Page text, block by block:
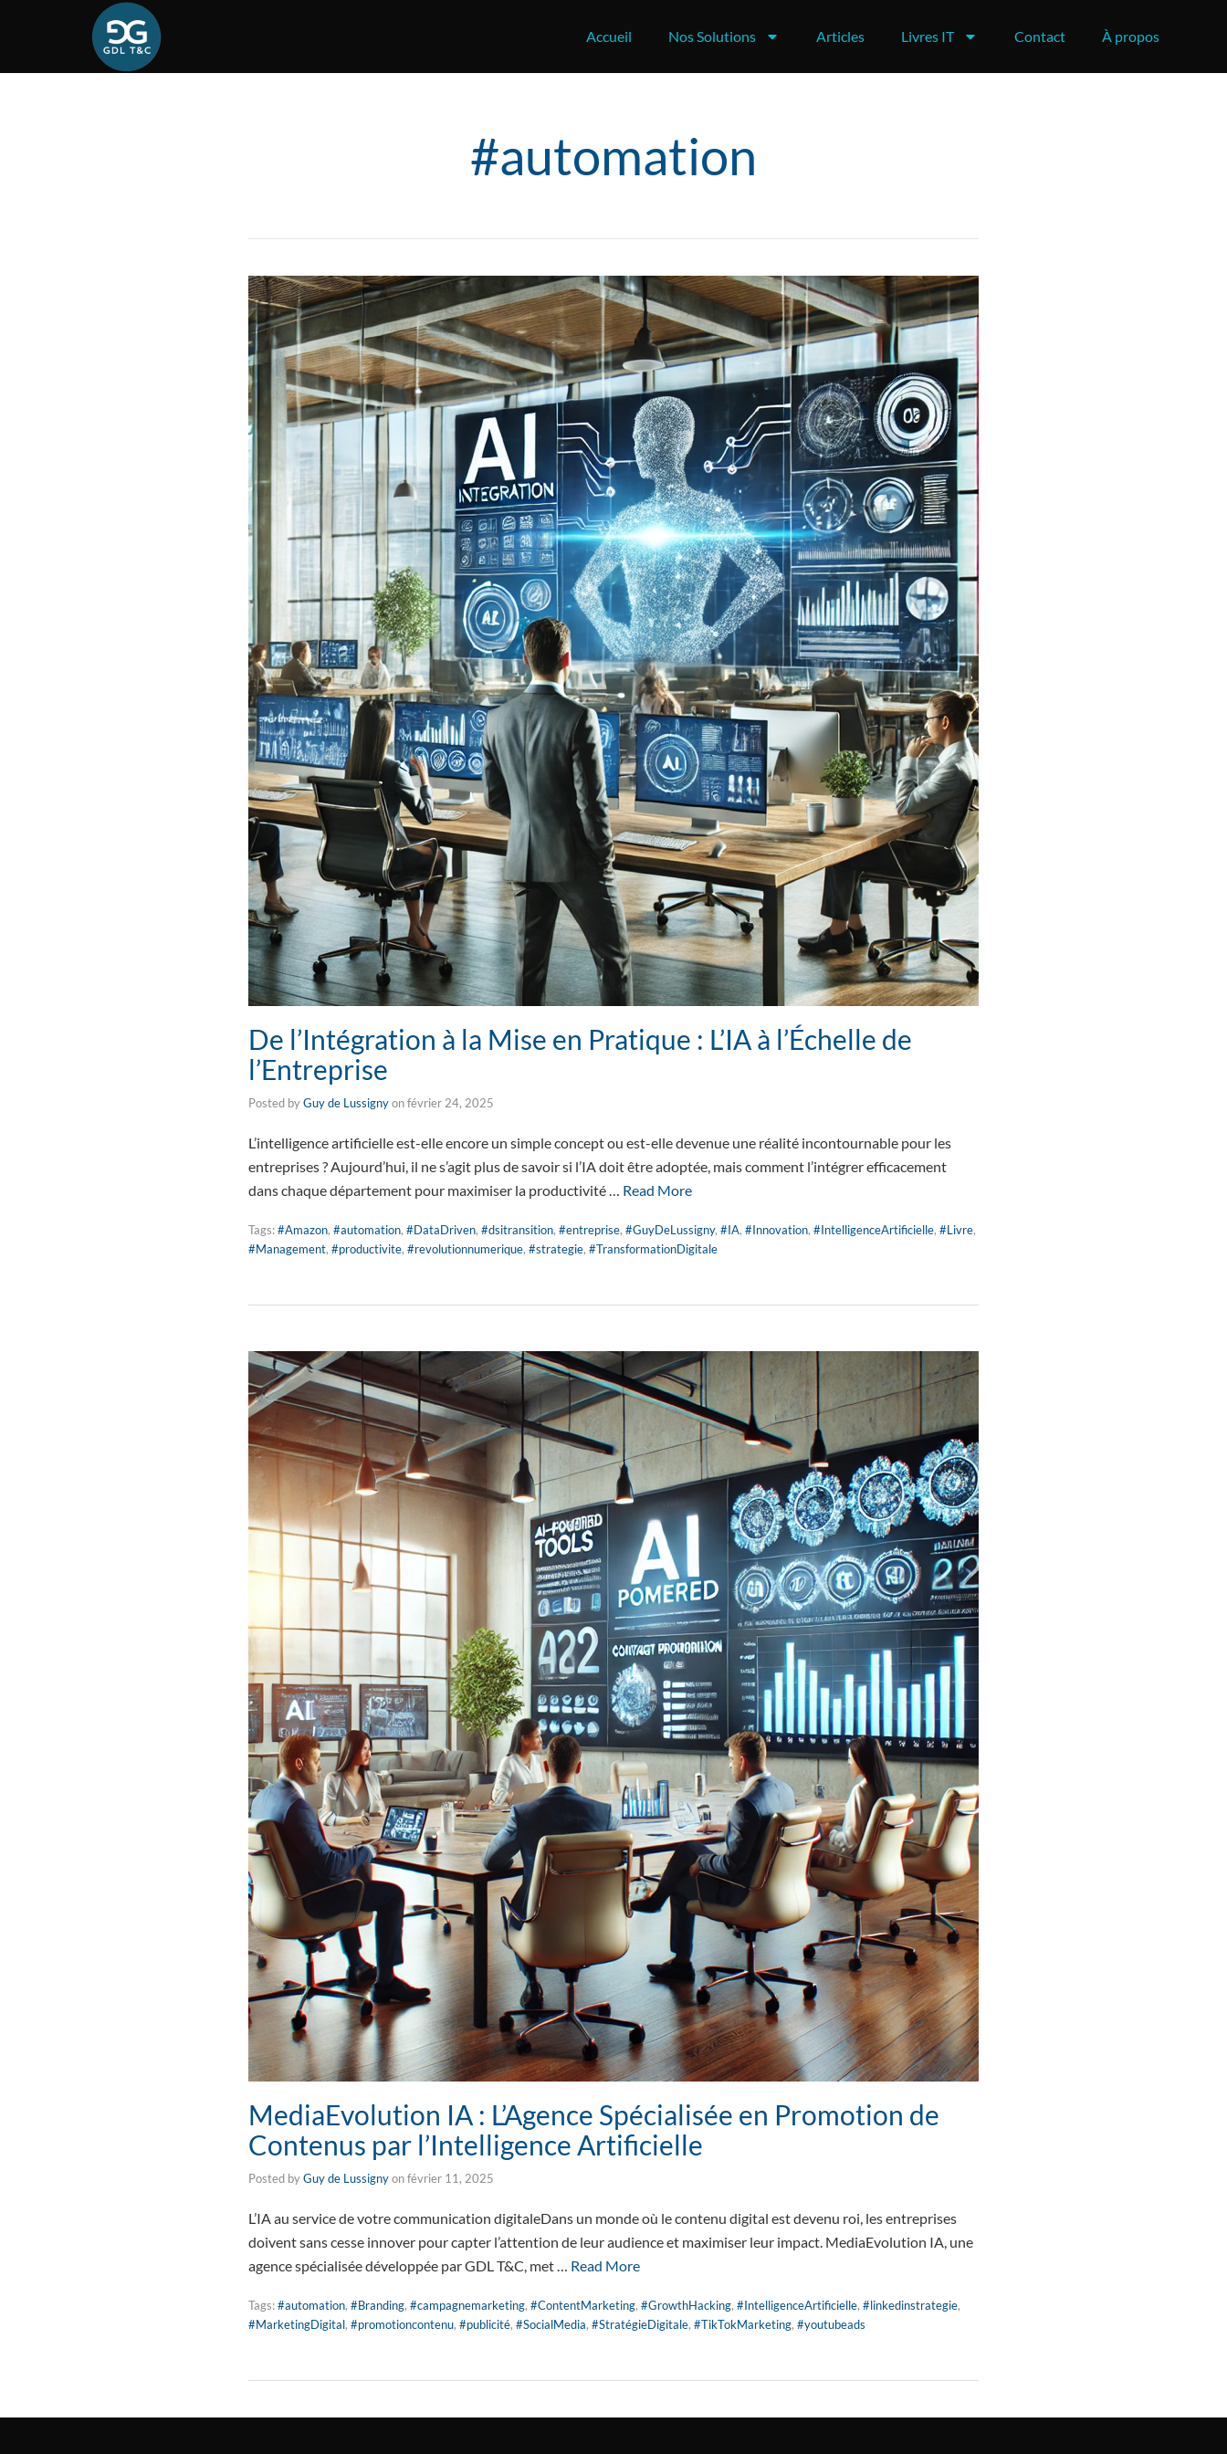
Accueil Nos Solutions Articles Livres IT Contact À propos
#automation
De l’Intégration à la Mise en Pratique : L’IA à l’Échelle de
l’Entreprise
Posted byGuy de Lussignyonfévrier 24, 2025
L’intelligence artificielle est-elle encore un simple concept ou est-elle devenue une réalité incontournable pour les
entreprises ? Aujourd’hui, il ne s’agit plus de savoir si l’IA doit être adoptée, mais comment l’intégrer efficacement
dans chaque département pour maximiser la productivité … Read More
Tags:#Amazon, #automation, #DataDriven, #dsitransition, #entreprise, #GuyDeLussigny, #IA, #Innovation, #IntelligenceArtificielle, #Livre,
#Management, #productivite, #revolutionnumerique, #strategie, #TransformationDigitale
MediaEvolution IA : L’Agence Spécialisée en Promotion de
Contenus par l’Intelligence Artificielle
Posted byGuy de Lussignyonfévrier 11, 2025
L’IA au service de votre communication digitaleDans un monde où le contenu digital est devenu roi, les entreprises
doivent sans cesse innover pour capter l’attention de leur audience et maximiser leur impact. MediaEvolution IA, une
agence spécialisée développée par GDL T&C, met … Read More
Tags:#automation, #Branding, #campagnemarketing, #ContentMarketing, #GrowthHacking, #IntelligenceArtificielle, #linkedinstrategie,
#MarketingDigital, #promotioncontenu, #publicité, #SocialMedia, #StratégieDigitale, #TikTokMarketing, #youtubeads